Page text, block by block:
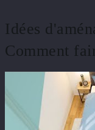
Idées
Comment